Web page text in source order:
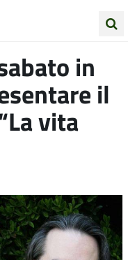
Vivi Albinea in
il
vita